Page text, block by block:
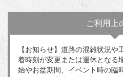
ご利用上
【お知らせ】道路の混雑状況
着時刻が変更または運休となる
始やお盆期間、イベント時の臨